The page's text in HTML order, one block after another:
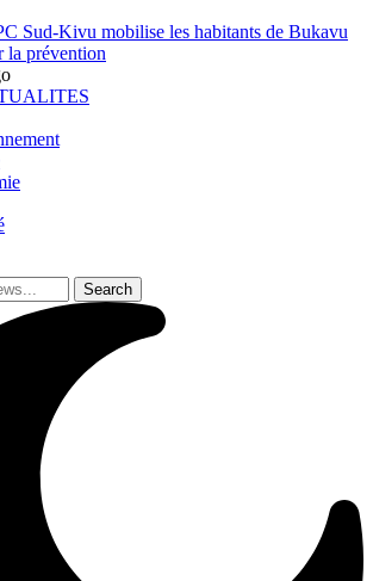
Sud-Kivu mobilise les habitants de Bukavu
la prévention